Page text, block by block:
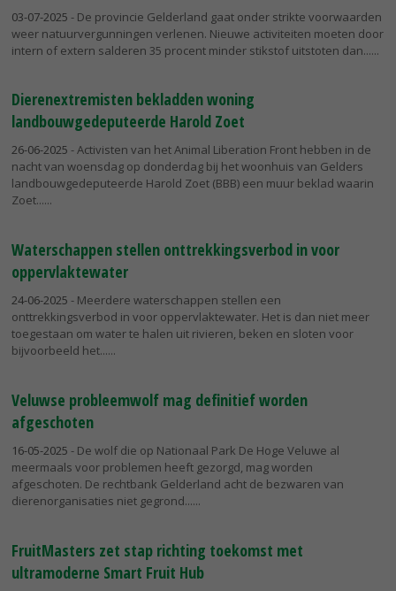
03-07-2025 - De provincie Gelderland gaat onder strikte voorwaarden
weer natuurvergunningen verlenen. Nieuwe activiteiten moeten door
intern of extern salderen 35 procent minder stikstof uitstoten dan...
Dierenextremisten bekladden woning
landbouwgedeputeerde Harold Zoet
26-06-2025 - Activisten van het Animal Liberation Front hebben in de
nacht van woensdag op donderdag bij het woonhuis van Gelders
landbouwgedeputeerde Harold Zoet (BBB) een muur beklad waarin
Zoet...
Waterschappen stellen onttrekkingsverbod in voor
oppervlaktewater
24-06-2025 - Meerdere waterschappen stellen een
onttrekkingsverbod in voor oppervlaktewater. Het is dan niet meer
toegestaan om water te halen uit rivieren, beken en sloten voor
bijvoorbeeld het...
Veluwse probleemwolf mag definitief worden
afgeschoten
16-05-2025 - De wolf die op Nationaal Park De Hoge Veluwe al
meermaals voor problemen heeft gezorgd, mag worden
afgeschoten. De rechtbank Gelderland acht de bezwaren van
dierenorganisaties niet gegrond...
FruitMasters zet stap richting toekomst met
ultramoderne Smart Fruit Hub